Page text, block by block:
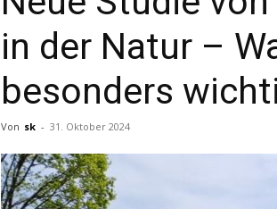
in der Natur –
besonders
Von sk - 31. Oktober 2024